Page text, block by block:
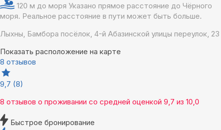
120 м до моря Указано прямое расстояние до Чёрного
моря. Реальное расстояние в пути может быть больше.
Лыхны, Бамбора посёлок, 4-й Абазинской улицы переулок, 23
Показать расположение на карте
8 отзывов
9,7 (8)
8 отзывов о проживании со средней оценкой 9,7 из 10,0
Быстрое бронирование